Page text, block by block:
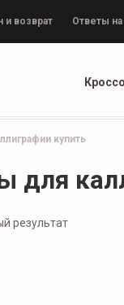
и возврат Ответы
купить
для
результат